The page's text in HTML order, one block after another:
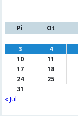
Pi Ot
3
4
10
11
17
18
24
25
31
« Jūl